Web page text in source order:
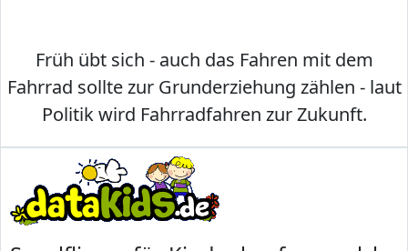
Früh übt sich - auch das Fahren mit dem
Fahrrad sollte zur Grunderziehung zählen - laut
Politik wird Fahrradfahren zur Zukunft.